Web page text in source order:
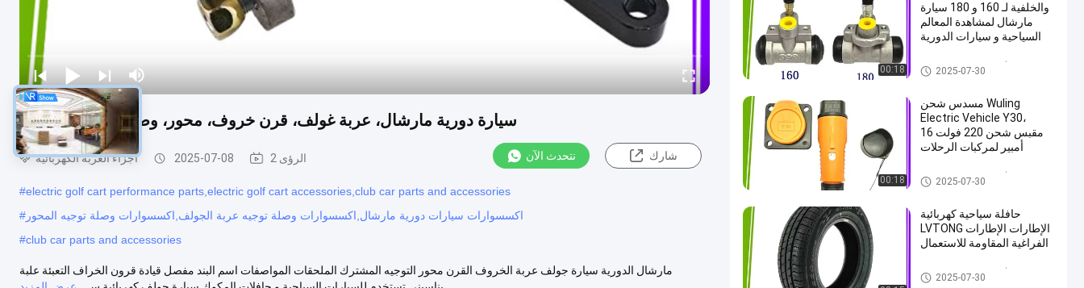
سيارة دورية مارشال، عربة غولف، قرن خروف، محور، وصلة توجيه، ملحقات
أجزاء العربة الكهربائية 2025-07-08 2 الرؤى نتحدث الآن شارك
#electric golf cart performance parts,electric golf cart accessories,club car parts and accessories
# اكسسوارات سيارات دورية مارشال,اكسسوارات وصلة توجيه عربة الجولف,اكسسوارات وصلة توجيه المحور
#club car parts and accessories
مارشال الدورية سيارة جولف عربة الخروف القرن محور التوجيه المشترك الملحقات المواصفات اسم البند مفصل قيادة قرون الخراف التعبئة علبة
00:18
والخلفية لـ 160 و 180 سيارة
مارشال لمشاهدة المعالم
السياحية و سيارات الدورية
أجزاء العربة الكهربائية
2025-07-30
00:18
مسدس شحن Wuling
Electric Vehicle Y30،
مقبس شحن 220 فولت 16
أمبير لمركبات الرحلات
أجزاء العربة الكهربائية
2025-07-30
حافلة سياحية كهربائية
LVTONG الإطارات الإطارات
الفراغية المقاومة للاستعمال
أجزاء العربة الكهربائية
2025-07-30